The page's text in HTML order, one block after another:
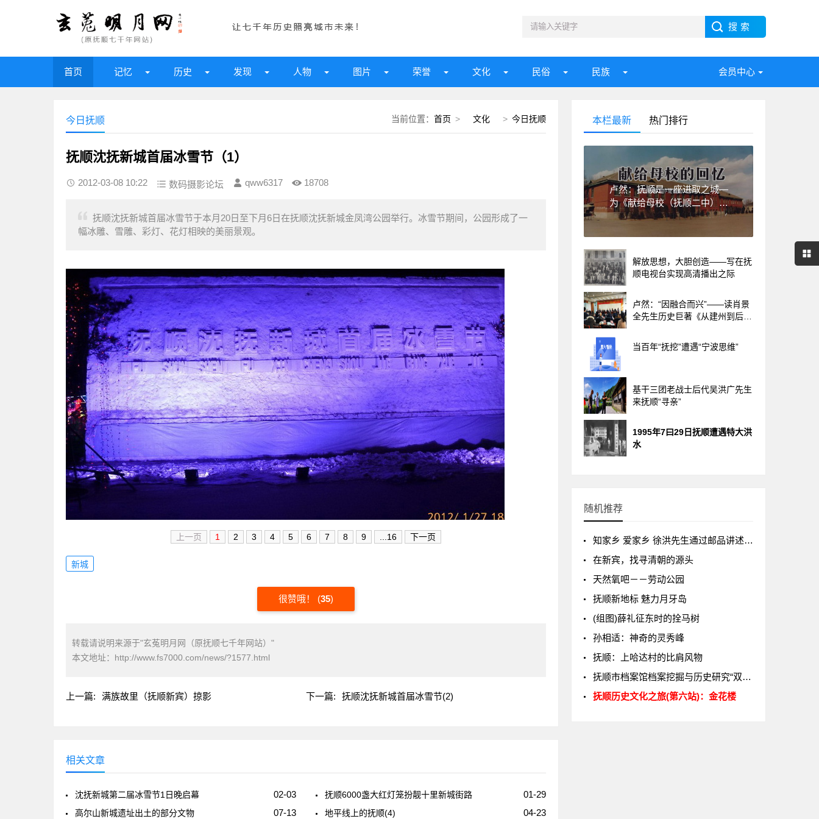
首页 记忆 历史 发现 人物 图片 荣誉 文化 民俗 民族 会员中心
当前位置： 首页 > 文化 > 今日抚顺
今日抚顺
抚顺沈抚新城首届冰雪节（1）
2012-03-08 10:22 数码摄影论坛 qww6317 18708
抚顺沈抚新城首届冰雪节于本月20日至下月6日在抚顺沈抚新城金凤湾公园举行。冰雪节期间，公园形成了一
幅冰雕、雪雕、彩灯、花灯相映的美丽景观。
上一页 1 2 3 4 5 6 7 8 9 ...16 下一页
新城
很赞哦！ (35)
转载请说明来源于"玄菟明月网（原抚顺七千年网站）"
本文地址： http://www.fs7000.com/news/?1577.html
上一篇: 满族故里（抚顺新宾）掠影 下一篇: 抚顺沈抚新城首届冰雪节(2)
相关文章
02-03
沈抚新城第二届冰雪节1日晚启幕 01-29
抚顺6000盏大红灯笼扮靓十里新城街路
07-13
高尔山新城遗址出土的部分文物 04-23
地平线上的抚顺(4)
本栏最新 热门排行
卢然：抚顺是一座进取之城—
为《献给母校（抚顺二中）的
回忆》一书作序
解放思想，大胆创造——写在抚
顺电视台实现高清播出之际
卢然：“因融合而兴”——读肖景
全先生历史巨著《从建州到后
当百年“抚挖”遭遇“宁波思维”
基干三团老战士后代吴洪广先生
来抚顺“寻亲”
1995年7曰29日抚顺遭遇特大洪
水
随机推荐
知家乡 爱家乡 徐洪先生通过邮品讲述抚顺历史
在新宾，找寻清朝的源头
天然氧吧－－劳动公园
抚顺新地标 魅力月牙岛
(组图)薛礼征东时的拴马树
孙相适：神奇的灵秀峰
抚顺：上哈达村的比肩风物
抚顺市档案馆档案挖掘与历史研究“双跃升”
抚顺历史文化之旅(第六站)：金花楼